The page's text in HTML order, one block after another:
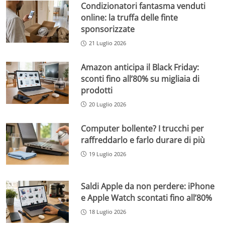
Condizionatori fantasma venduti
online: la truffa delle finte
sponsorizzate
21 Luglio 2026
Amazon anticipa il Black Friday:
sconti fino all’80% su migliaia di
prodotti
20 Luglio 2026
Computer bollente? I trucchi per
raffreddarlo e farlo durare di più
19 Luglio 2026
Saldi Apple da non perdere: iPhone
e Apple Watch scontati fino all’80%
18 Luglio 2026